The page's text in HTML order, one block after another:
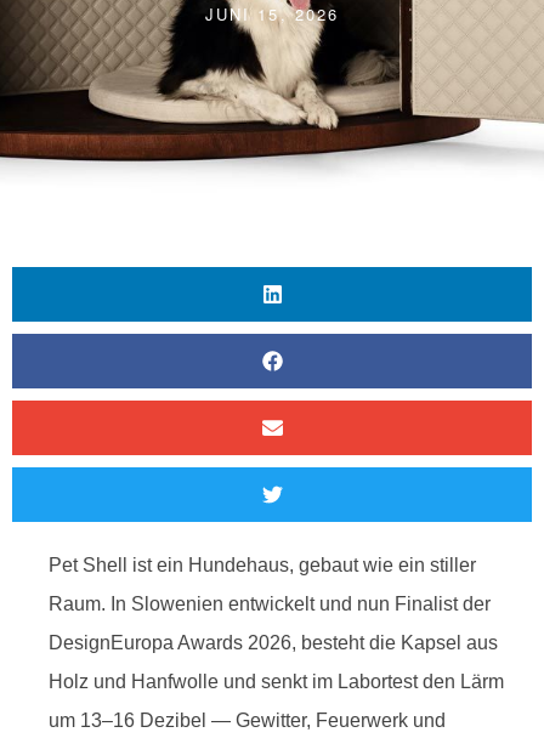
JUNI 15, 2026
Pet Shell ist ein Hundehaus, gebaut wie ein stiller
Raum. In Slowenien entwickelt und nun Finalist der
DesignEuropa Awards 2026, besteht die Kapsel aus
Holz und Hanfwolle und senkt im Labortest den Lärm
um 13–16 Dezibel — Gewitter, Feuerwerk und